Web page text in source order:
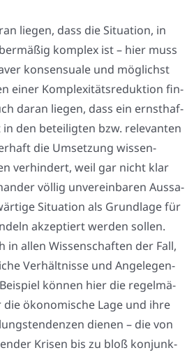
lie­gen, dass die Situa­ti­on, in
kom­plex ist – hier muss
kon­sen­sua­le und mög­lichst
einer Kom­ple­xi­täts­re­duk­ti­on fin­
dar­an lie­gen, dass ein ernst­haf­
den betei­lig­ten bzw. rele­van­ten
die Umset­zung wis­sen­
ver­hin­dert, weil gar nicht klar
völ­lig unver­ein­ba­ren Aus­sa­
Situa­ti­on als Grund­la­ge für
akzep­tiert wer­den sol­len.
in allen Wis­sen­schaf­ten der Fall,
Ver­hält­nis­se und Ange­le­gen­
kön­nen hier die regel­mä­
öko­no­mi­sche Lage und ihre
die­nen – die von
Kri­sen bis zu bloß kon­junk­